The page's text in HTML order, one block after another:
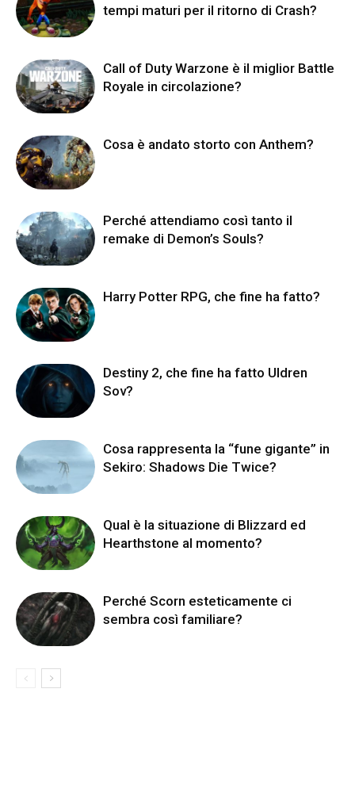
tempi maturi per il ritorno di Crash?
Call of Duty Warzone è il miglior Battle
Royale in circolazione?
Cosa è andato storto con Anthem?
Perché attendiamo così tanto il
remake di Demon’s Souls?
Harry Potter RPG, che fine ha fatto?
Destiny 2, che fine ha fatto Uldren
Sov?
Cosa rappresenta la “fune gigante” in
Sekiro: Shadows Die Twice?
Qual è la situazione di Blizzard ed
Hearthstone al momento?
Perché Scorn esteticamente ci
sembra così familiare?